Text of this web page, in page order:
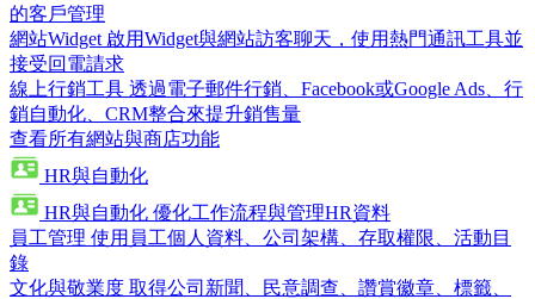
的客戶管理
網站Widget 啟用Widget與網站訪客聊天，使用熱門通訊工具並
接受回電請求
線上行銷工具 透過電子郵件行銷、Facebook或Google Ads、行
銷自動化、CRM整合來提升銷售量
查看所有網站與商店功能
HR與自動化
HR與自動化 優化工作流程與管理HR資料
員工管理 使用員工個人資料、公司架構、存取權限、活動目
錄
文化與敬業度 取得公司新聞、民意調查、讚賞徽章、標籤、